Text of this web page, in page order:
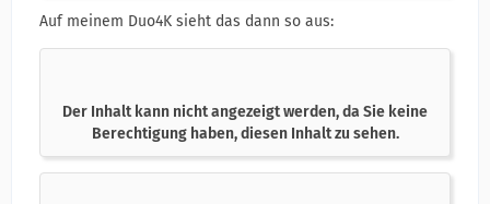
Auf meinem Duo4K sieht das dann so aus:
Der Inhalt kann nicht angezeigt werden, da Sie keine
Berechtigung haben, diesen Inhalt zu sehen.